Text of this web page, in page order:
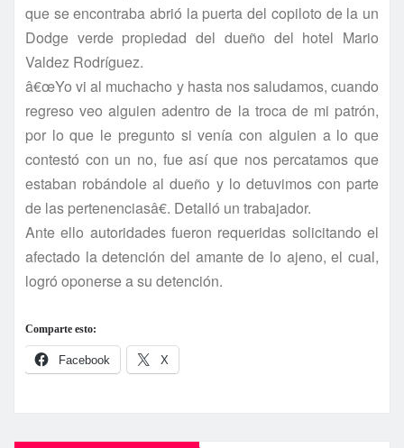
que se encontraba abrió la puerta del copiloto de la un
Dodge verde propiedad del dueño del hotel Mario
Valdez Rodrí­guez.
â€œYo vi al muchacho y hasta nos saludamos, cuando
regreso veo alguien adentro de la troca de mi patrón,
por lo que le pregunto si vení­a con alguien a lo que
contestó con un no, fue así­ que nos percatamos que
estaban robándole al dueño y lo detuvimos con parte
de las pertenenciasâ€. Detalló un trabajador.
Ante ello autoridades fueron requeridas solicitando el
afectado la detención del amante de lo ajeno, el cual,
logró oponerse a su detención.
Comparte esto:
Facebook X